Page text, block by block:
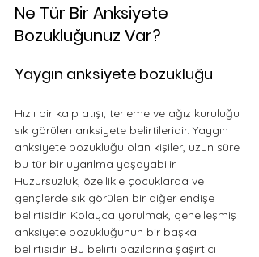
Ne Tür Bir Anksiyete
Bozukluğunuz Var?
Yaygın anksiyete bozukluğu
Hızlı bir kalp atışı, terleme ve ağız kuruluğu
sık görülen anksiyete belirtileridir. Yaygın
anksiyete bozukluğu olan kişiler, uzun süre
bu tür bir uyarılma yaşayabilir.
Huzursuzluk, özellikle çocuklarda ve
gençlerde sık görülen bir diğer endişe
belirtisidir. Kolayca yorulmak, genelleşmiş
anksiyete bozukluğunun bir başka
belirtisidir. Bu belirti bazılarına şaşırtıcı